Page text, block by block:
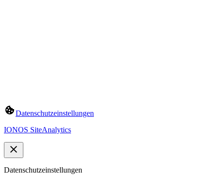
Datenschutzeinstellungen
IONOS SiteAnalytics
Datenschutzeinstellungen